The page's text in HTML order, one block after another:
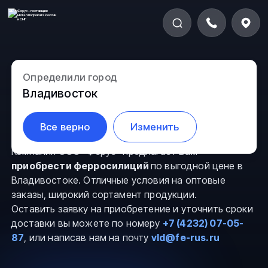
Определили город
Владивосток
Все верно Изменить
Ферросилиций в
Владивостоке
Компания ООО “Ферус” предлагает Вам
приобрести ферросилиций по выгодной цене в
Владивостоке. Отличные условия на оптовые
заказы, широкий сортамент продукции.
Оставить заявку на приобретение и уточнить сроки
доставки вы можете по номеру +7 (4232) 07-05-
87, или написав нам на почту vld@fe-rus.ru